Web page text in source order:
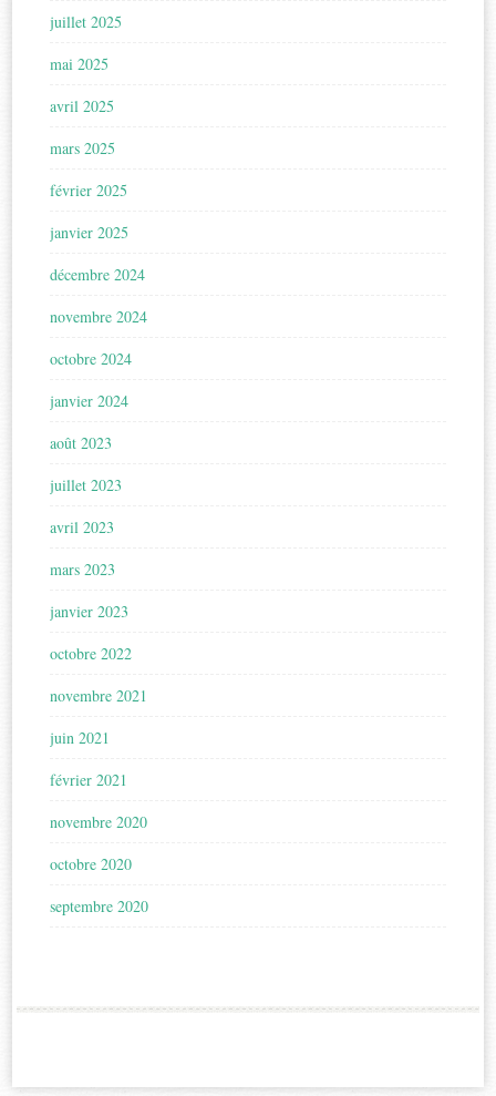
juillet 2025
mai 2025
avril 2025
mars 2025
février 2025
janvier 2025
décembre 2024
novembre 2024
octobre 2024
janvier 2024
août 2023
juillet 2023
avril 2023
mars 2023
janvier 2023
octobre 2022
novembre 2021
juin 2021
février 2021
novembre 2020
octobre 2020
septembre 2020